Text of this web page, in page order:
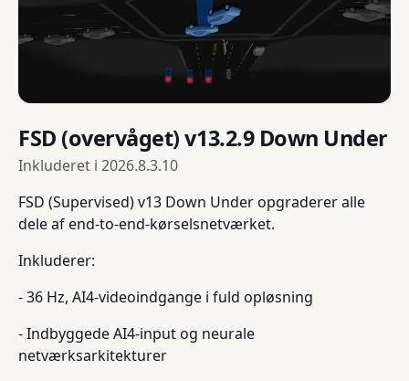
FSD (overvåget) v13.2.9 Down Under
Inkluderet i 2026.8.3.10
FSD (Supervised) v13 Down Under opgraderer alle
dele af end-to-end-kørselsnetværket.
Inkluderer:
- 36 Hz, AI4-videoindgange i fuld opløsning
- Indbyggede AI4-input og neurale
netværksarkitekturer